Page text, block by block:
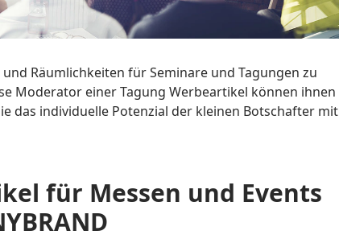
Räumlichkeiten für Seminare und Tagungen zu
Moderator einer Tagung Werbeartikel können ihnen
das individuelle Potenzial der kleinen Botschafter mit
für Messen und Events